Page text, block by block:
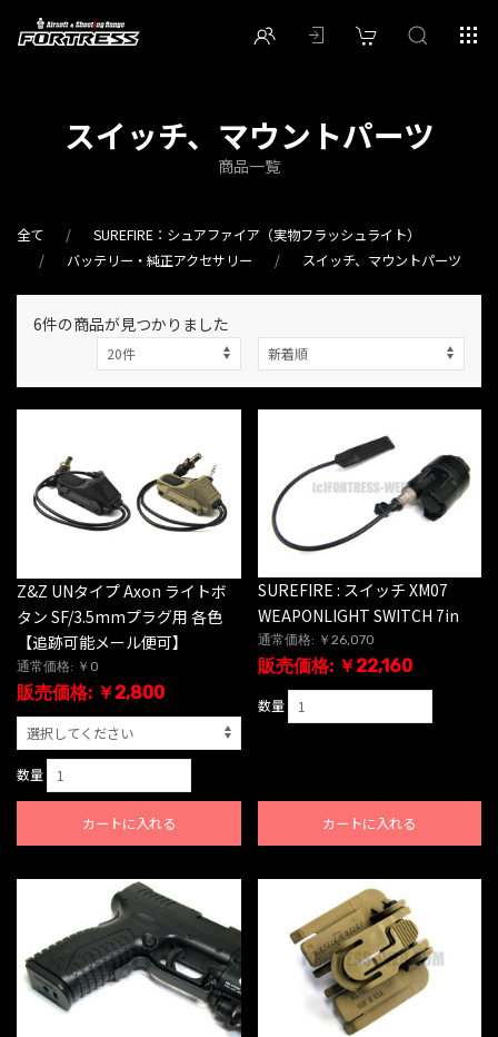
スイッチ、マウントパーツ
商品一覧
全て
SUREFIRE：シュアファイア（実物フラッシュライト）
バッテリー・純正アクセサリー
スイッチ、マウントパーツ
6件の商品が見つかりました
Z&Z UNタイプ Axon ライトボ
タン SF/3.5mmプラグ用 各色
【追跡可能メール便可】
通常価格: ￥0
販売価格: ￥2,800
数量
カートに入れる
SUREFIRE : スイッチ XM07
WEAPONLIGHT SWITCH 7in
通常価格: ￥26,070
販売価格: ￥22,160
数量
カートに入れる